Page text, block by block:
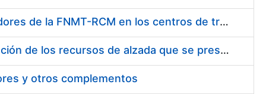
Suministro de gafas graduadas antiproyecciones para los trabajadores de la FNMT-RCM en los centros de trabajo de Madrid y Burgos
Servicios de una empresa externa para el asesoramiento y resolución de los recursos de alzada que se presentan relacionados con procesos de selección para la FNMT-RCM
y otros complementos